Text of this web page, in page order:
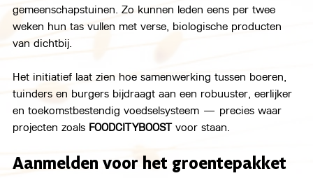
gemeenschapstuinen. Zo kunnen leden eens per twee
weken hun tas vullen met verse, biologische producten
van dichtbij.
Het initiatief laat zien hoe samenwerking tussen boeren,
tuinders en burgers bijdraagt aan een robuuster, eerlijker
en toekomstbestendig voedselsysteem — precies waar
projecten zoals FOODCITYBOOST voor staan.
Aanmelden voor het groentepakket